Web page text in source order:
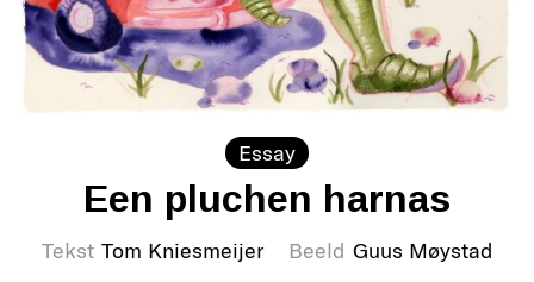
Essay
Een pluchen harnas
Tekst Tom Kniesmeijer Beeld Guus Møystad